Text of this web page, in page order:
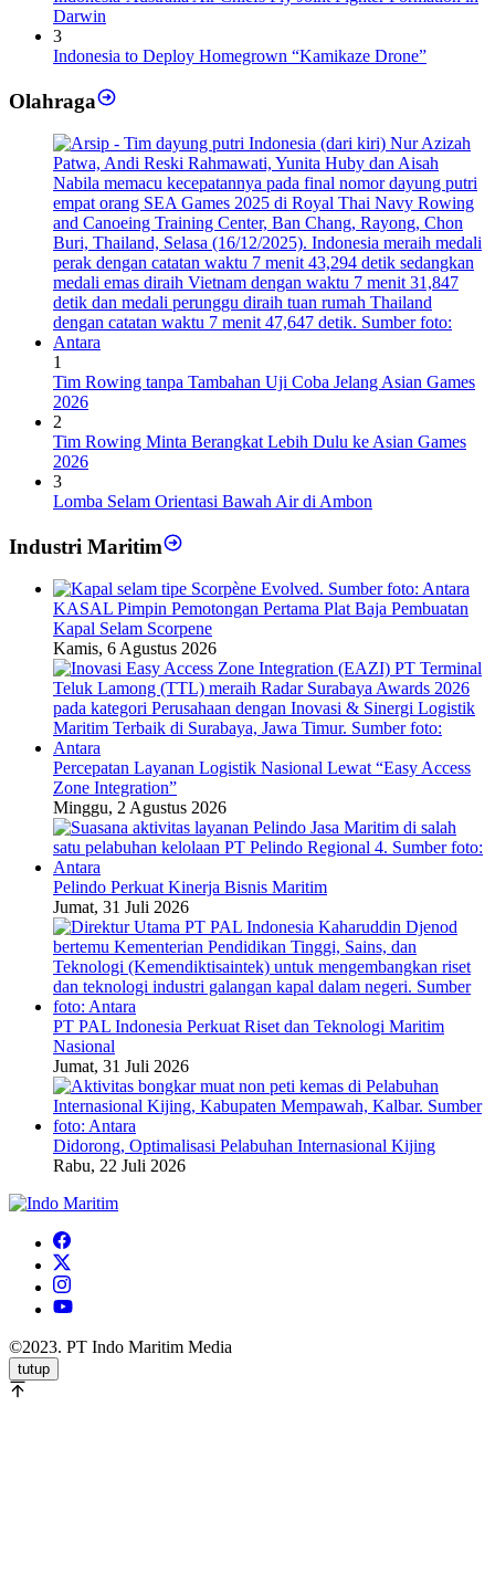
Darwin
3
Indonesia to Deploy Homegrown “Kamikaze Drone”
Olahraga
1
Tim Rowing tanpa Tambahan Uji Coba Jelang Asian Games
2026
2
Tim Rowing Minta Berangkat Lebih Dulu ke Asian Games
2026
3
Lomba Selam Orientasi Bawah Air di Ambon
Industri Maritim
KASAL Pimpin Pemotongan Pertama Plat Baja Pembuatan
Kapal Selam Scorpene
Kamis, 6 Agustus 2026
Percepatan Layanan Logistik Nasional Lewat “Easy Access
Zone Integration”
Minggu, 2 Agustus 2026
Pelindo Perkuat Kinerja Bisnis Maritim
Jumat, 31 Juli 2026
PT PAL Indonesia Perkuat Riset dan Teknologi Maritim
Nasional
Jumat, 31 Juli 2026
Didorong, Optimalisasi Pelabuhan Internasional Kijing
Rabu, 22 Juli 2026
©2023. PT Indo Maritim Media
tutup